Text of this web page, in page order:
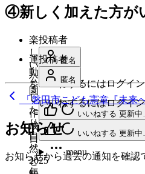
④新しく加えた方が
楽
し
い
公
園
作
成
日
2025
年
投稿者
匿名
いいねするにはログイ
いいねする 更新
menu
運
動
を
し
た
り、
自
然
と
投稿者
匿名
いいねするにはログイ
いいねする 更新
menu
「磐田市こども憲章『未来
お知らせ
お知らせから過去の通知を確認